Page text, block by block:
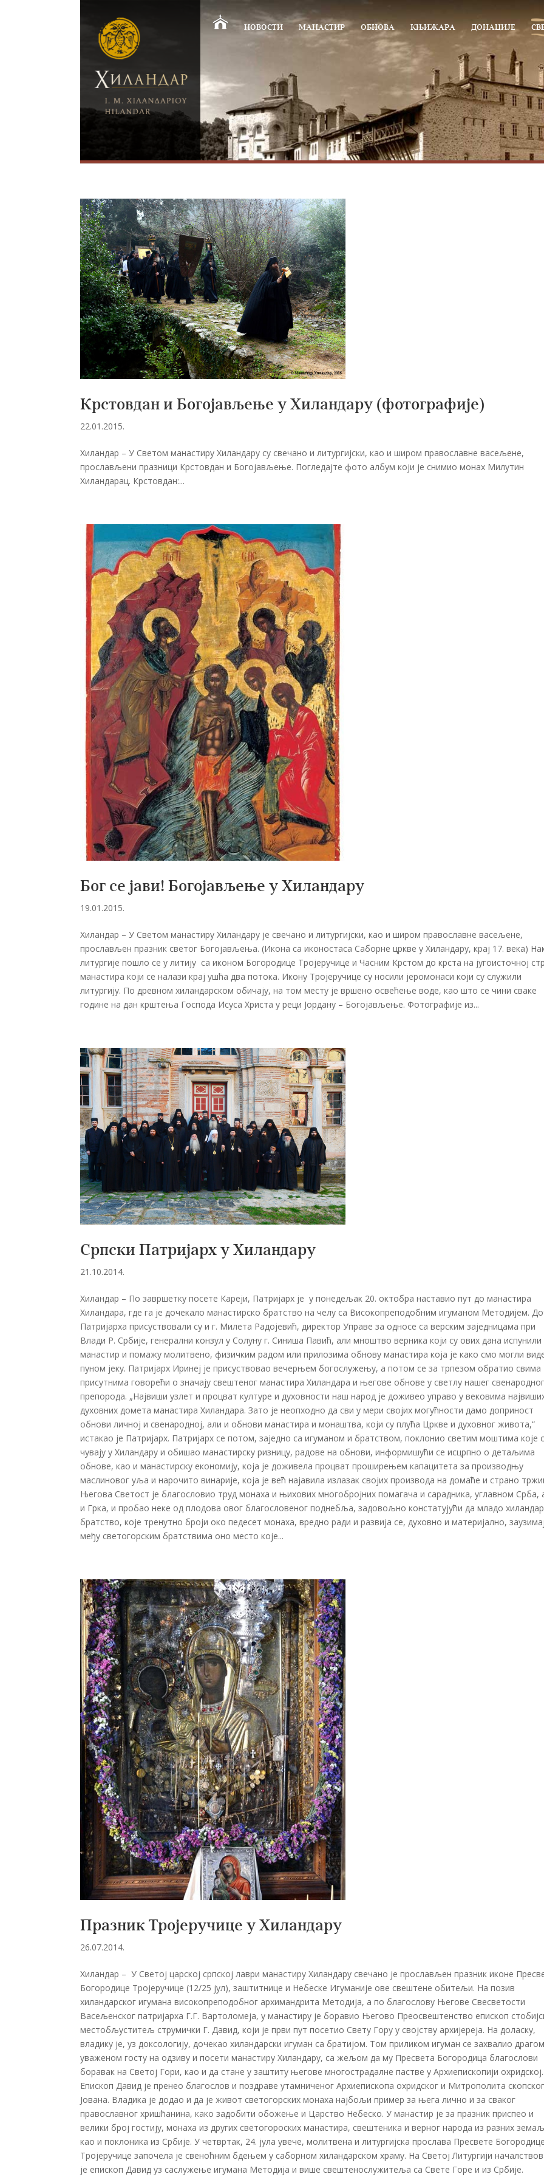
НОВОСТИ МАНАСТИР ОБНОВА КЊИЖАРА ДОНАЦИЈЕ
Крстовдан и Богојављење у Хиландару (фотографије)
22.01.2015.
Хиландар – У Светом манастиру Хиландару су свечано и литургијски, као и широм православне васељене,
прослављени празници Крстовдан и Богојављење. Погледајте фото албум који је снимио монах Милутин
Хиландарац. Крстовдан:...
Бог се јави! Богојављење у Хиландару
19.01.2015.
Хиландар – У Светом манастиру Хиландару је свечано и литургијски, као и широм православне васељене,
прослављен празник светог Богојављења. (Икона са иконостаса Саборне цркве у Хиландару, крај 17. века)
литургије пошло се у литију са иконом Богородице Тројеручице и Часним Крстом до крста на југоисточној
манастира који се налази крај ушћа два потока. Икону Тројеручице су носили јеромонаси који су служили
литургију. По древном хиландарском обичају, на том месту је вршено освећење воде, као што се чини сваке
године на дан крштења Господа Исуса Христа у реци Јордану – Богојављење. Фотографије из...
Српски Патријарх у Хиландару
21.10.2014.
Хиландар – По завршетку посете Кареји, Патријарх је у понедељак 20. октобра наставио пут до манастира
Хиландара, где га је дочекало манастирско братство на челу са Високопреподобним игуманом Методијем.
Патријарха присуствовали су и г. Милета Радојевић, директор Управе за односе са верским заједницама при
Влади Р. Србије, генерални конзул у Солуну г. Синиша Павић, али мноштво верника који су ових дана испунили
манастир и помажу молитвено, физичким радом или прилозима обнову манастира која је како смо могли
пуном јеку. Патријарх Иринеј је присуствовао вечерњем богослужењу, а потом се за трпезом обратио свима
присутнима говорећи о значају свештеног манастира Хиландара и његове обнове у светлу нашег свенародног
препорода. „Највиши узлет и процват културе и духовности наш народ је доживео управо у вековима
духовних домета манастира Хиландара. Зато је неопходно да сви у мери својих могућности дамо доприност
обнови личној и свенародној, али и обнови манастира и монаштва, који су плућа Цркве и духовног живота,“
истакао је Патријарх. Патријарх се потом, заједно са игуманом и братством, поклонио светим моштима које
чувају у Хиландару и обишао манастирску ризницу, радове на обнови, информишући се исцрпно о детаљима
обнове, као и манастирску економију, која је доживела процват проширењем капацитета за производњу
маслиновог уља и нарочито винарије, која је већ најавила излазак својих производа на домаће и страно
Његова Светост је благословио труд монаха и њихових многобројних помагача и сарадника, углавном Срба,
и Грка, и пробао неке од плодова овог благословеног поднебља, задовољно констатујући да младо
братство, које тренутно броји око педесет монаха, вредно ради и развија се, духовно и материјално,
међу светогорским братствима оно место које...
Празник Тројеручице у Хиландару
26.07.2014.
Хиландар – У Светој царској српској лаври манастиру Хиландару свечано је прослављен празник иконе
Богородице Тројеручице (12/25 јул), заштитнице и Небеске Игуманије ове свештене обитељи. На позив
хиландарског игумана високопреподобног архимандрита Методија, а по благослову Његове Свесветости
Васељенског патријарха Г.Г. Вартоломеја, у манастиру је боравио Његово Преосвештенство епископ
местобљуститељ струмички Г. Давид, који је први пут посетио Свету Гору у својству архијереја. На доласку,
владику је, уз доксологију, дочекао хиландарски игуман са братијом. Том приликом игуман се захвалио
уваженом госту на одзиву и посети манастиру Хиландару, са жељом да му Пресвета Богородица благослови
боравак на Светој Гори, као и да стане у заштиту његове многострадалне пастве у Архиепископији охридској.
Епископ Давид је пренео благослов и поздраве утамниченог Архиепископа охридског и Митрополита
Јована. Владика је додао и да је живот светогорских монаха најбољи пример за њега лично и за сваког
православног хришћанина, како задобити обожење и Царство Небеско. У манастир је за празник приспео и
велики број гостију, монаха из других светогороских манастира, свештеника и верног народа из разних
као и поклоника из Србије. У четвртак, 24. јула увече, молитвена и литургијска прослава Пресвете Богородице
Тројеручице започела је свеноћним бдењем у саборном хиландарском храму. На Светој Литургији
је епископ Давид уз саслужење игумана Методија и више свештенослужитеља са Свете Горе и из Србије.